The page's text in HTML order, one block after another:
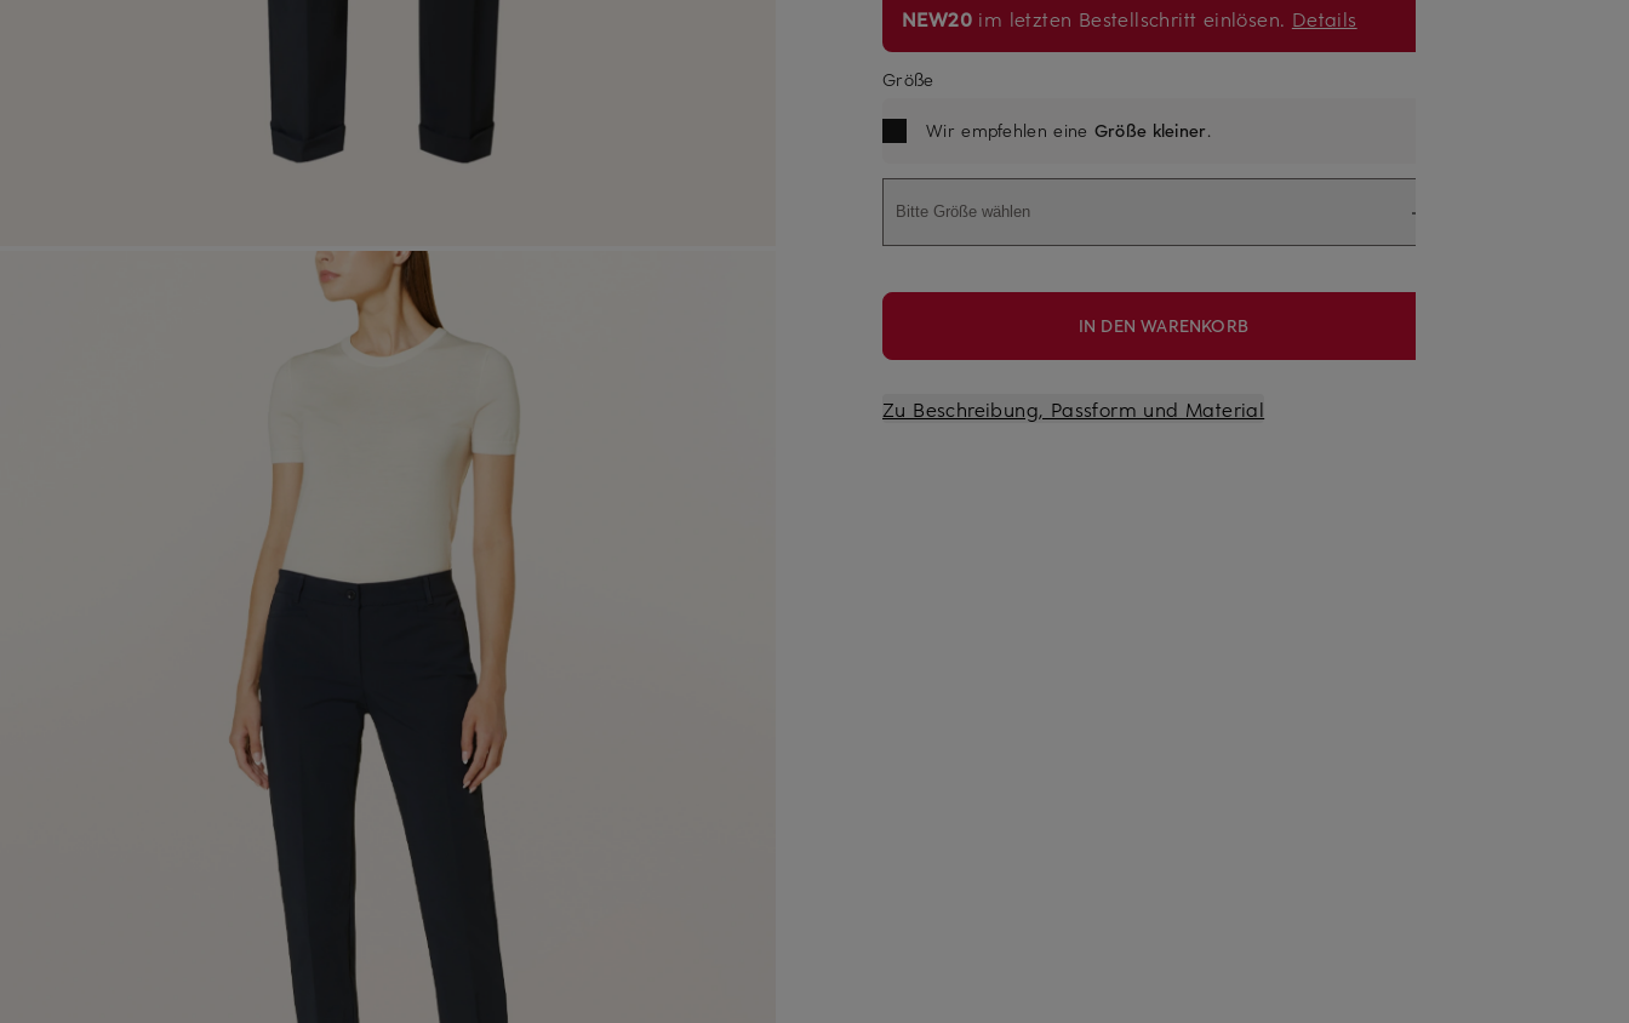
NEW20 im letzten Bestellschritt einlösen. Details
Größe
Wir empfehlen eine Größe kleiner.
Bitte Größe wählen
IN DEN WARENKORB
Zu Beschreibung, Passform und Material